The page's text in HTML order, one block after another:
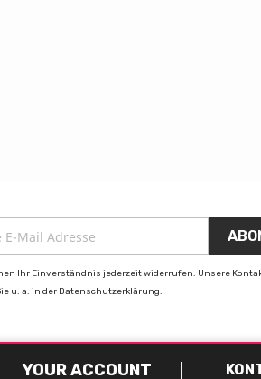
Ihr Einverständnis jederzeit widerrufen. Unsere
u. a. in der Datenschutzerklärung.
YOUR ACCOUNT